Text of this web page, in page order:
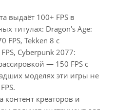
выдаёт 100+ FPS в
титулах: Dragon's Age:
FPS, Tekken 8 с
Cyberpunk 2077:
— 150 FPS с
моделях эти игры не
контент креаторов и